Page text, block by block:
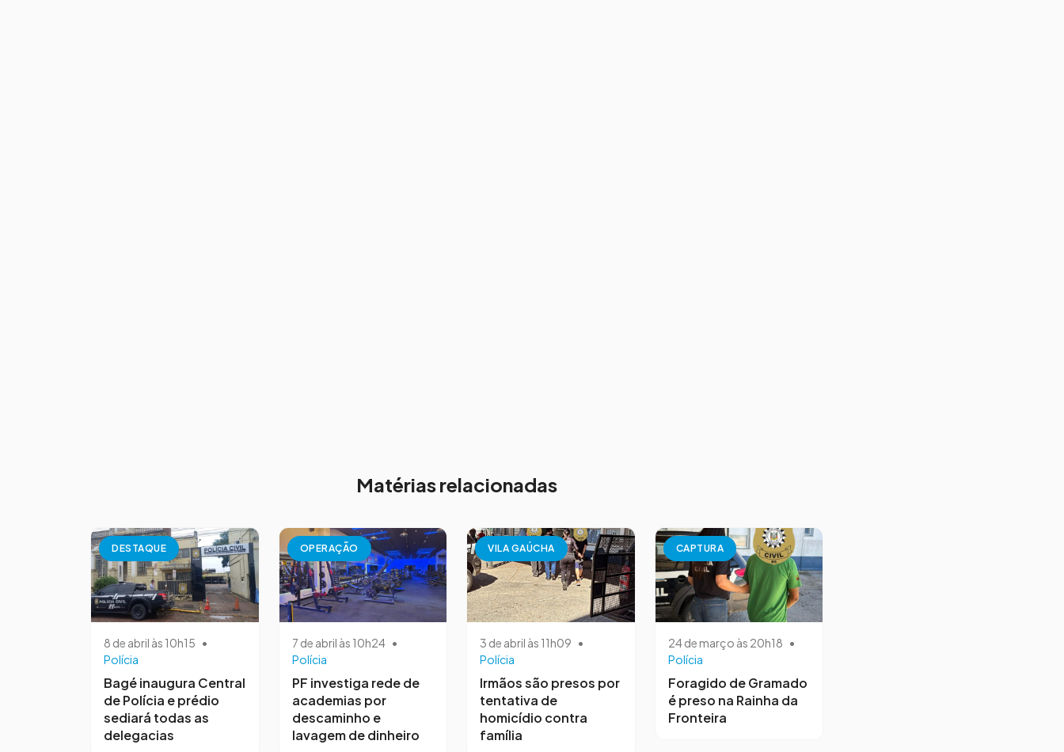
Matérias relacionadas
DESTAQUE
8 de abril às 10h15 •
Polícia
Bagé inaugura Central
de Polícia e prédio
sediará todas as
delegacias
OPERAÇÃO
7 de abril às 10h24 •
Polícia
PF investiga rede de
academias por
descaminho e
lavagem de dinheiro
VILA GAÚCHA
3 de abril às 11h09 •
Polícia
Irmãos são presos por
tentativa de
homicídio contra
família
CAPTURA
24 de março às 20h18 •
Polícia
Foragido de Gramado
é preso na Rainha da
Fronteira